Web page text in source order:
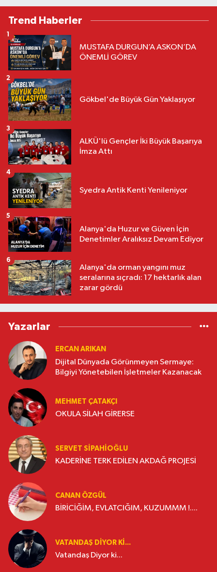
Trend Haberler
MUSTAFA DURGUN’A ASKON’DA
ÖNEMLİ GÖREV
1
Gökbel'de Büyük Gün Yaklaşıyor
2
ALKÜ'lü Gençler İki Büyük Başarıya
İmza Attı
3
Syedra Antik Kenti Yenileniyor
4
Alanya'da Huzur ve Güven İçin
Denetimler Aralıksız Devam Ediyor
5
Alanya'da orman yangını muz
seralarına sıçradı: 17 hektarlık alan
zarar gördü
6
Yazarlar
ERCAN ARIKAN
Dijital Dünyada Görünmeyen Sermaye:
Bilgiyi Yönetebilen İşletmeler Kazanacak
MEHMET ÇATAKÇI
OKULA SİLAH GİRERSE
SERVET SİPAHİOĞLU
KADERİNE TERK EDİLEN AKDAĞ PROJESİ
CANAN ÖZGÜL
BİRİCİĞİM, EVLATCIĞIM, KUZUMMM !....
VATANDAŞ DIYOR KI...
Vatandaş Diyor ki...